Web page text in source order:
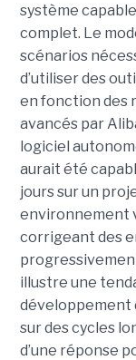
système
complet. Le
scénarios
d’utiliser des
en fonction des
avancés par
logiciel
aurait été
jours sur un
environnement
corrigeant des
illustre une
développement
sur des cycles
d’une réponse